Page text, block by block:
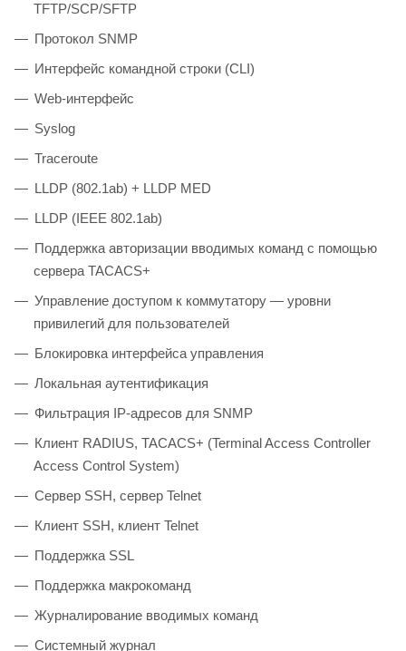
TFTP/SCP/SFTP
Протокол SNMP
Интерфейс командной строки (CLI)
Web-интерфейс
Syslog
Traceroute
LLDP (802.1ab) + LLDP MED
LLDP (IEEE 802.1ab)
Поддержка авторизации вводимых команд с помощью
сервера TACACS+
Управление доступом к коммутатору — уровни
привилегий для пользователей
Блокировка интерфейса управления
Локальная аутентификация
Фильтрация IP-адресов для SNMP
Клиент RADIUS, TACACS+ (Terminal Access Controller
Access Control System)
Сервер SSH, сервер Telnet
Клиент SSH, клиент Telnet
Поддержка SSL
Поддержка макрокоманд
Журналирование вводимых команд
Системный журнал